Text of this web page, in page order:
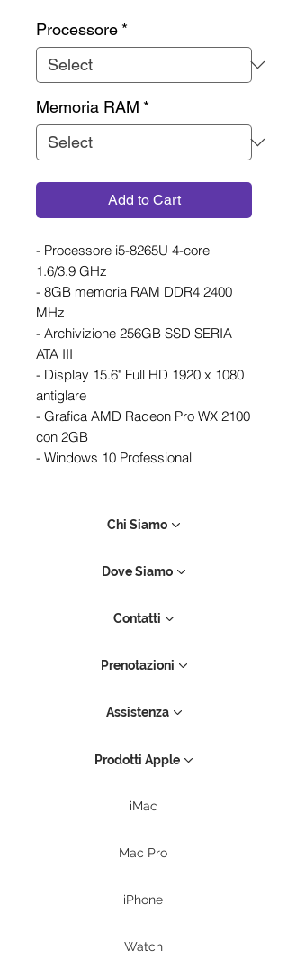
Processore *
Memoria RAM *
Add to Cart
- Processore i5-8265U 4-core
1.6/3.9 GHz
- 8GB memoria RAM DDR4 2400
MHz
- Archivizione 256GB SSD SERIA
ATA III
- Display 15.6" Full HD 1920 x 1080
antiglare
- Grafica AMD Radeon Pro WX 2100
con 2GB
- Windows 10 Professional
Chi Siamo
Dove Siamo
Contatti
Prenotazioni
Assistenza
Prodotti Apple
iMac
Mac Pro
iPhone
Watch